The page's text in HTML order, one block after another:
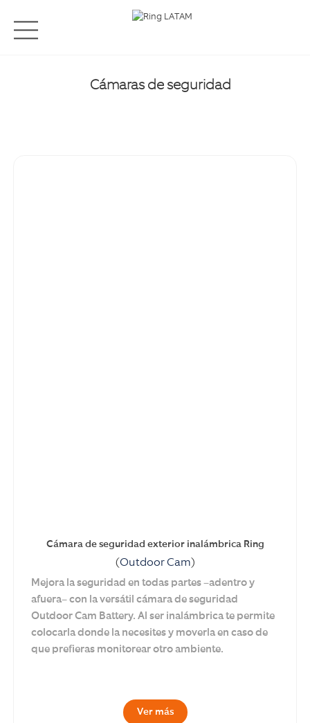
Cámaras de seguridad
Cámara de seguridad exterior inalámbrica Ring
(Outdoor Cam)
Mejora la seguridad en todas partes –adentro y
afuera– con la versátil cámara de seguridad
Outdoor Cam Battery. Al ser inalámbrica te permite
colocarla donde la necesites y moverla en caso de
que prefieras monitorear otro ambiente.
Ver más